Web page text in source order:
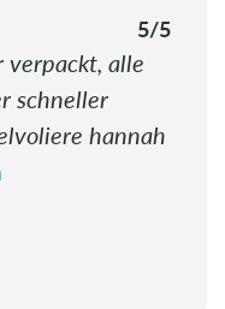
5/5
verpackt, alle
schneller
hannah